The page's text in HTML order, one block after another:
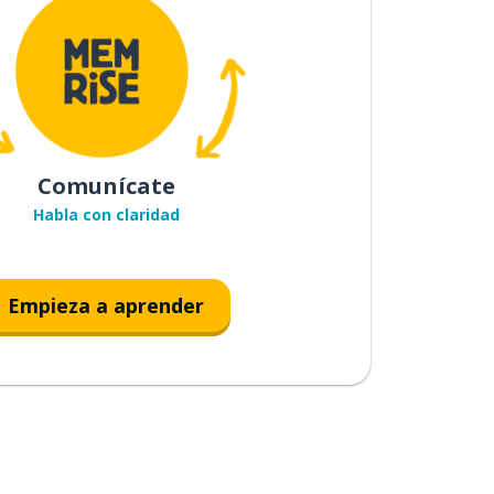
Comunícate
Habla con claridad
Empieza a aprender